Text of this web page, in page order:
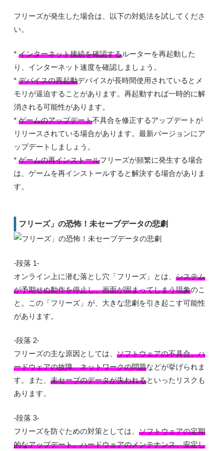
フリーズが発生した場合は、以下の対処法を試してくださ
い。
* インターネット接続を確認するルーターを再起動した
り、インターネット速度を確認しましょう。
* デバイスの再起動デバイスが長時間使用されているとメ
モリが逼迫することがあります。再起動すれば一時的に解
消される可能性があります。
* ゲームのアップデート不具合を修正するアップデートが
リリースされている場合があります。最新バージョンにア
ップデートしましょう。
* ゲームの再インストールフリーズが頻繁に発生する場合
は、ゲームを再インストールすると解決する場合がありま
す。
フリーズ」の恐怖！未セーブデータの悲劇
-段落 1-
オンライン上に潜む落とし穴「フリーズ」とは、 システム
が予期せぬ動作を停止し、画面が固まってしまう現象のこ
と。この「フリーズ」が、大きな悲劇を引き起こす可能性
があります。
-段落 2-
フリーズの主な原因としては、 ソフトウェアの不具合、ハ
ードウェアの故障、ネットワークの問題などが挙げられま
す。また、 未セーブのデータが失われるといったリスクも
あります。
-段落 3-
フリーズを防ぐための対策としては、 ソフトウェアの定期
的なアップデート、ハードウェアのメンテナンス、安定し